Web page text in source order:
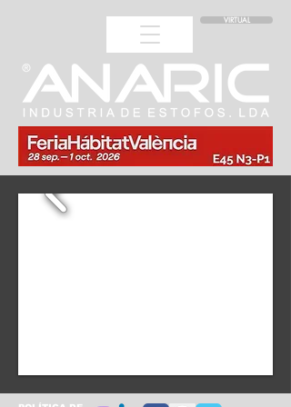
VIRTUAL